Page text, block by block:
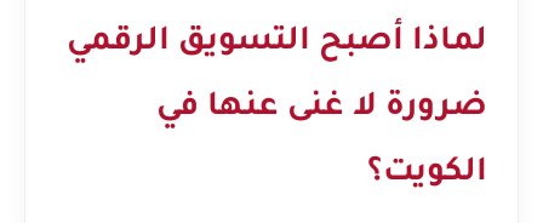
لماذا أصبح التسويق الرقمي
ضرورة لا غنى عنها في
الكويت؟